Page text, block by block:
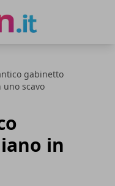
gabinetto
scavo
in